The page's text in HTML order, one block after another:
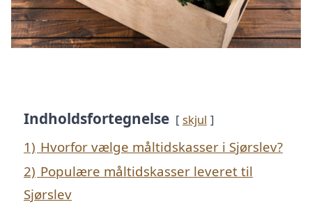
Indholdsfortegnelse skjul
1) Hvorfor vælge måltidskasser i Sjørslev?
2) Populære måltidskasser leveret til
Sjørslev